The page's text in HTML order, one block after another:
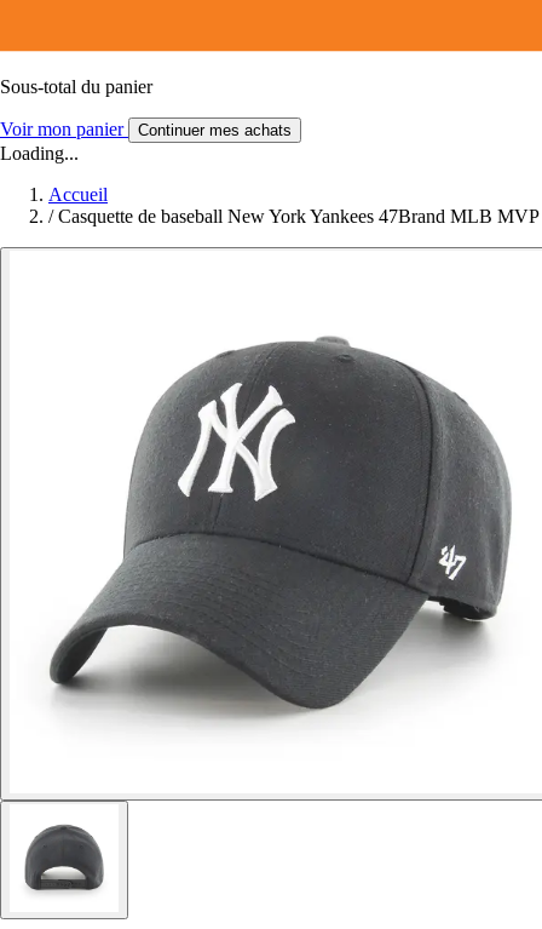
Sous-total du panier
Voir mon panier Continuer mes achats
Loading...
Accueil
/ Casquette de baseball New York Yankees 47Brand MLB MVP